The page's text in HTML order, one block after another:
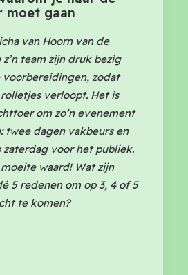
moet gaan
van Hoorn van de
team zijn druk bezig
zodat
verloopt. Het is
om zo’n evenement
twee dagen vakbeurs en
zaterdag voor het publiek.
waard! Wat zijn
5 redenen om op 3, 4 of 5
te komen?